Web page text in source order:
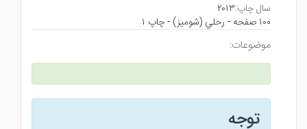
سال چاپ:۲۰۱۳
۱۰۰ صفحه - رحلي (شوميز) - چاپ ۱
موضوعات:
توجه